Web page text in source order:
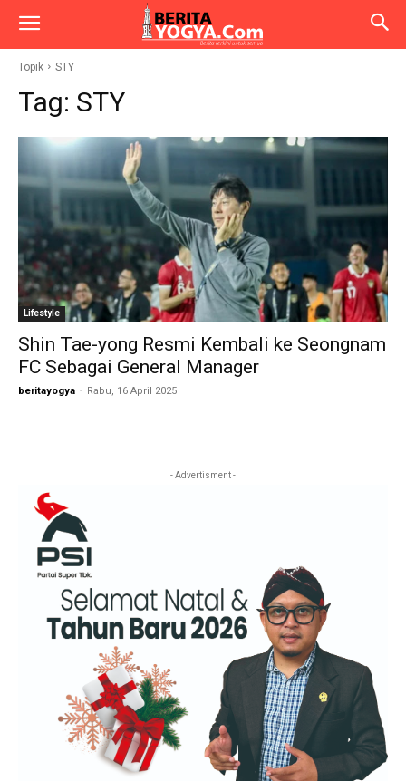
Topik STY
Tag: STY
Lifestyle
Shin Tae-yong Resmi Kembali ke Seongnam
FC Sebagai General Manager
beritayogya - Rabu, 16 April 2025
- Advertisment -